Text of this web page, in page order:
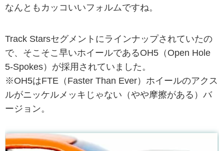
なんともカッコいいフォルムですね。
Track Starsセグメントにラインナップされていたの
で、そこそこ早いホイールであるOH5（Open Hole
5-Spokes）が採用されていました。
※OH5はFTE（Faster Than Ever）ホイールのアクス
ルがニッケルメッキじゃない（やや摩擦がある）バ
ージョン。